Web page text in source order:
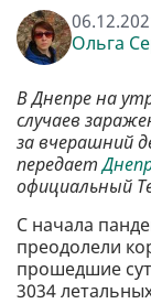
Ольга
В Днепре на
случаев
за вчерашний
передает
официальный
С начала
преодолели
прошедшие
3034